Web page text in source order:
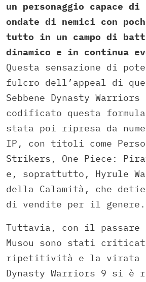
un personaggio capace
ondate di nemici con
tutto in un campo di
dinamico e in continua
Questa sensazione di
fulcro dell’appeal di
Sebbene Dynasty Warriors
codificato questa
stata poi ripresa da
IP, con titoli come
Strikers, One Piece:
e, soprattutto, Hyrule
della Calamità, che
di vendite per il genere.
Tuttavia, con il passare
Musou sono stati
ripetitività e la virata
Dynasty Warriors 9 si è